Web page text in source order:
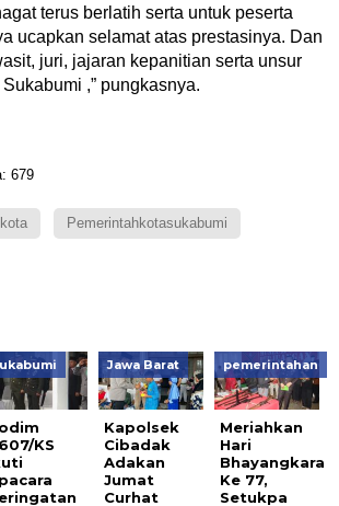
terus berlatih serta untuk peserta
ucapkan selamat atas prestasinya. Dan
juri, jajaran kepanitian serta unsur
,” pungkasnya.
679
Pemerintahkotasukabumi
KS
Jawa Barat
Kapolsek
Cibadak
Adakan
Jumat
Curhat
pemerintahan
Meriahkan
Hari
Bhayangkara
Ke 77,
Setukpa